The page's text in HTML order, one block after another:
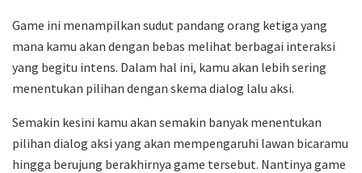
Game ini menampilkan sudut pandang orang ketiga yang
mana kamu akan dengan bebas melihat berbagai interaksi
yang begitu intens. Dalam hal ini, kamu akan lebih sering
menentukan pilihan dengan skema dialog lalu aksi.
Semakin kesini kamu akan semakin banyak menentukan
pilihan dialog aksi yang akan mempengaruhi lawan bicaramu
hingga berujung berakhirnya game tersebut. Nantinya game